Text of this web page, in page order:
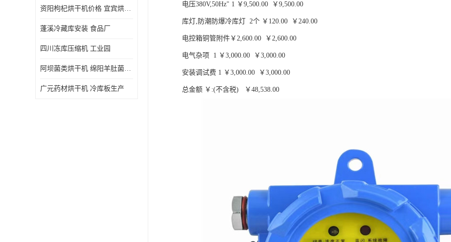
资阳枸杞烘干机价格 宜宾烘房价格 冷库板生产
蓬溪冷藏库安装 食品厂
四川冻库压缩机 工业园
阿坝菌类烘干机 绵阳羊肚菌烘干机安装 安装造价
广元药材烘干机 冷库板生产
电压380V,50Hz" 1 ￥9,500.00 ￥9,500.00
库灯,防潮防爆冷库灯 2个 ￥120.00 ￥240.00
电控箱铜管附件￥2,600.00 ￥2,600.00
电气杂项 1 ￥3,000.00 ￥3,000.00
安装调试费 1 ￥3,000.00 ￥3,000.00
总金额 ￥:(不含税) ￥48,538.00